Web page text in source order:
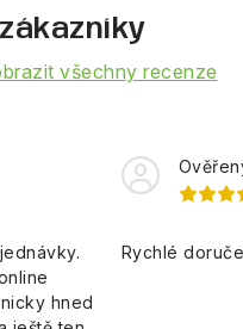
všechny recenze
hned
Rychlé